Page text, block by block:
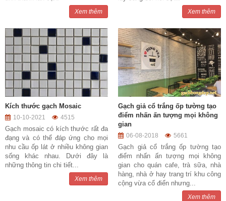
Xem thêm Xem thêm
Kích thước gạch Mosaic
10-10-2021 4515
Gạch mosaic có kích thước rất đa
đạng và có thể đáp ứng cho mọi
nhu cầu ốp lát ở nhiều không gian
sống khác nhau. Dưới đây là
những thông tin chi tiết...
Xem thêm
Gạch giả cổ trắng ốp tường tạo
điểm nhấn ấn tượng mọi không
gian
06-08-2018 5661
Gạch giả cổ trắng ốp tường tạo
điểm nhấn ấn tượng mọi không
gian cho quán cafe, trà sữa, nhà
hàng, nhà ở hay trang trí khu công
cộng vừa cổ điển nhưng...
Xem thêm